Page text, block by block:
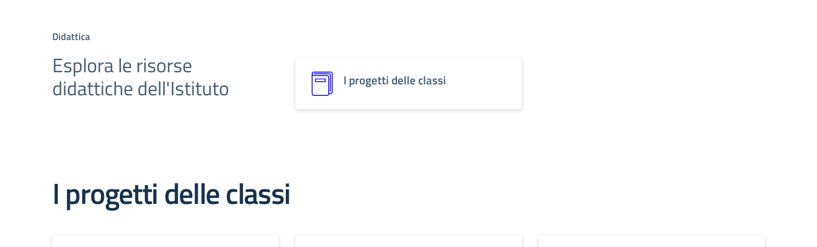
Didattica
Esplora le risorse
didattiche dell'Istituto I progetti delle classi
I progetti delle classi